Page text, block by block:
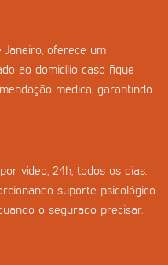
Janeiro, oferece um
ao domicílio caso fique
médica, garantindo
vídeo, 24h, todos os dias.
suporte psicológico
o segurado precisar.